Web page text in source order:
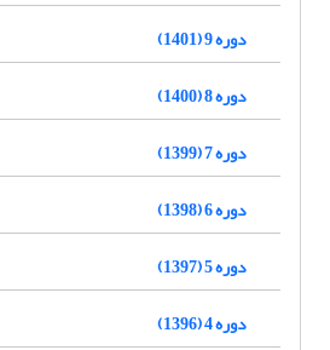
دوره 9 (1401)
دوره 8 (1400)
دوره 7 (1399)
دوره 6 (1398)
دوره 5 (1397)
دوره 4 (1396)